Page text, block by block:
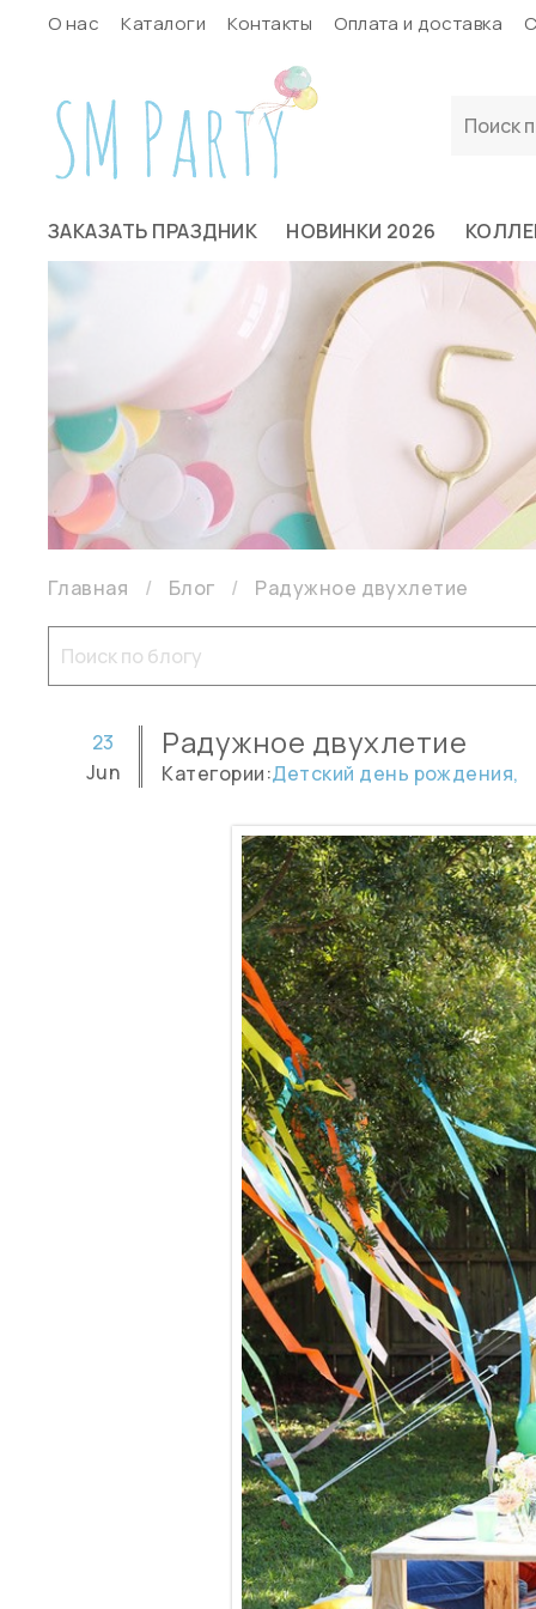
О нас Каталоги Контакты Оплата и доставка
ЗАКАЗАТЬ ПРАЗДНИК НОВИНКИ 2026
Главная Блог Радужное двухлетие
Радужное двухлетие
23
Jun
Категории:Детский день рождения,